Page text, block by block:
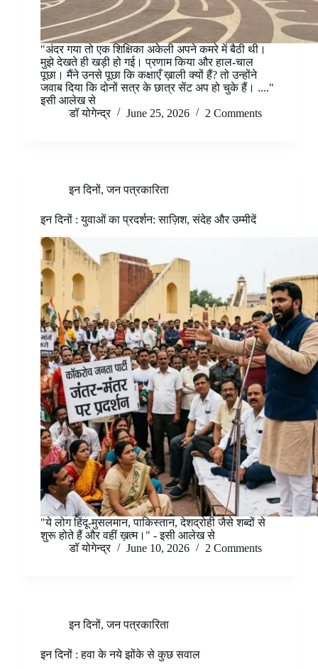
"अंदर गया तो एक शिक्षिका अकेली अपने कमरे में बैठी थी।
मुझे देखते ही खड़ी हो गई। प्रणाम किया और हाल-चाल
पूछा। मैंने उनसे पूछा कि कक्षाएँ ख़ाली क्यों हैं? तो उन्होंने
जवाब दिया कि दोनों सत्र के छात्र सेंट अप हो चुके हैं। ...."
इसी आलेख से
डॉ योगेन्द्र
June 25, 2026 2 Comments
इन दिनों,जन पत्रकारिता
इन दिनों : युवाओं का प्रदर्शन: साज़िश, संदेह और उम्मीदें
"ये लोग हिंदू-मुसलमान, पाकिस्तान, देशद्रोही जैसे शब्दों से
शुरू होते हैं और वहीं ख़त्म।" - इसी आलेख से
डॉ योगेन्द्र
June 10, 2026 2 Comments
इन दिनों,जन पत्रकारिता
इन दिनों : हवा के नये झोंके से कुछ सवाल